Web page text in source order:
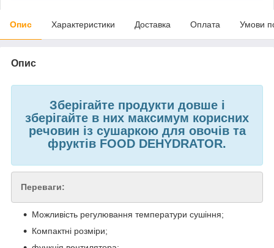
Опис Характеристики Доставка Оплата Умови
Опис
Зберігайте продукти довше і
зберігайте в них максимум корисних
речовин із сушаркою для овочів та
фруктів FOOD DEHYDRATOR.
Переваги:
Можливість регулювання температури сушіння;
Компактні розміри;